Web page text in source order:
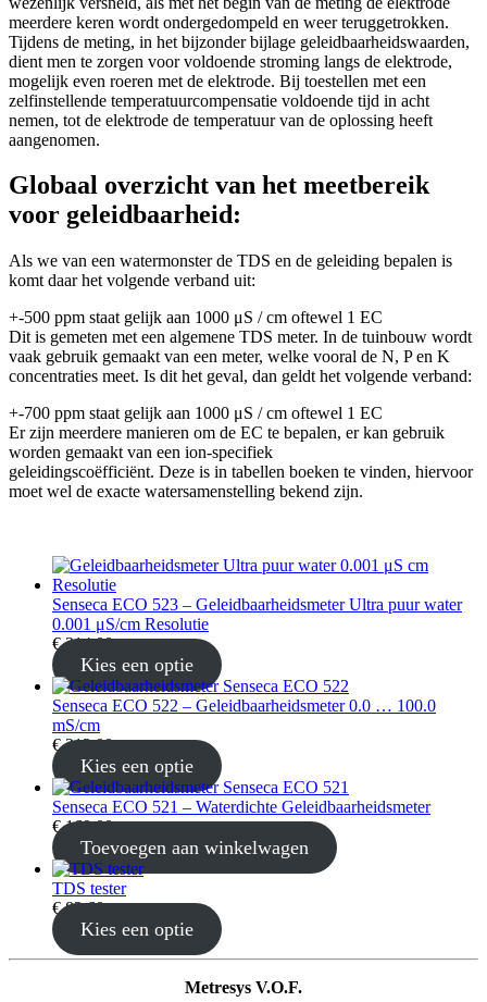
meerdere keren wordt ondergedompeld en weer teruggetrokken.
Tijdens de meting, in het bijzonder bijlage geleidbaarheidswaarden,
dient men te zorgen voor voldoende stroming langs de elektrode,
mogelijk even roeren met de elektrode. Bij toestellen met een
zelfinstellende temperatuurcompensatie voldoende tijd in acht
nemen, tot de elektrode de temperatuur van de oplossing heeft
aangenomen.
Globaal overzicht van het meetbereik
voor geleidbaarheid:
Als we van een watermonster de TDS en de geleiding bepalen is
komt daar het volgende verband uit:
+-500 ppm staat gelijk aan 1000 μS / cm oftewel 1 EC
Dit is gemeten met een algemene TDS meter. In de tuinbouw wordt
vaak gebruik gemaakt van een meter, welke vooral de N, P en K
concentraties meet. Is dit het geval, dan geldt het volgende verband:
+-700 ppm staat gelijk aan 1000 μS / cm oftewel 1 EC
Er zijn meerdere manieren om de EC te bepalen, er kan gebruik
worden gemaakt van een ion-specifiek
geleidingscoëfficiënt. Deze is in tabellen boeken te vinden, hiervoor
moet wel de exacte watersamenstelling bekend zijn.
Senseca ECO 523 – Geleidbaarheidsmeter Ultra puur water
0.001 μS/cm Resolutie
€314,00
Kies een optie
Senseca ECO 522 – Geleidbaarheidsmeter 0.0 … 100.0
mS/cm
€212,00
Kies een optie
Senseca ECO 521 – Waterdichte Geleidbaarheidsmeter
€169,00
Toevoegen aan winkelwagen
TDS tester
€82,60
Kies een optie
Metresys V.O.F.